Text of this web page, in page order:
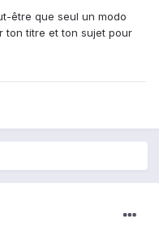
être que seul un modo
ton titre et ton sujet pour